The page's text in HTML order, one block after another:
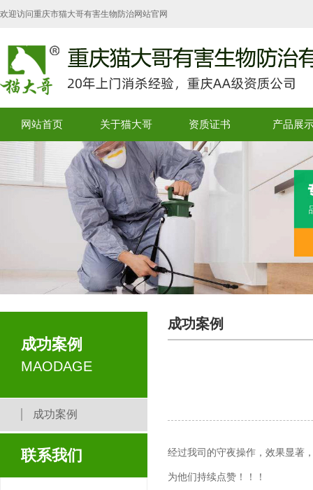
欢迎访问重庆市猫大哥有害生物防治网站官网
网站首页 关于猫大哥 资质证书 产品展
成功案例
MAODAGE
成功案例
联系我们
成功案例
经过我司的守夜操作，效果显著
为他们持续点赞！！！